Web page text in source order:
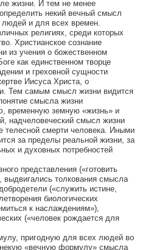
жизни. И тем не менее
некий вечный смысл
и для всех времен.
религиях, среди которых
Христианское сознание
из учения о божественном
как единственном творце
и греховной сущности
Иисуса Христа, о
Тем самым смысл жизни видится
смысла жизни
временную земную «жизнь» и
надчеловеческий смысл жизни
телесной смерти человека. Иными
за пределы реальной жизни, за
и духовных потребностей
представления («готовить
выдвигались толкования смысла
(«служить истине,
биологических
к наслаждениям»),
(«человек рождается для
пригодную для всех людей во
некую «вечную формулу» смысла